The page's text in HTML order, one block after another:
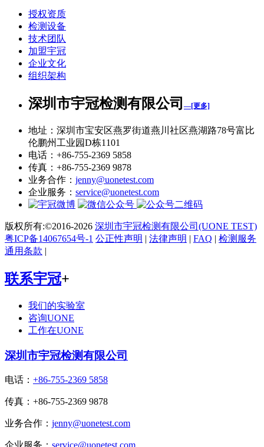
授权资质
检测设备
技术团队
加盟宇冠
企业文化
组织架构
深圳市宇冠检测有限公司 —[更多]
地址：深圳市宝安区燕罗街道燕川社区燕湖路78号富比
伦鹏州工业园D栋1101
电话：+86-755-2369 5858
传真：+86-755-2369 9878
业务合作： jenny@uonetest.com
企业服务： service@uonetest.com
版权所有:©2016-2026 深圳市宇冠检测有限公司(UONE TEST)
粤ICP备14067654号-1 公正性声明 | 法律声明 | FAQ | 检测服务
通用条款 |
联系宇冠+
我们的实验室
咨询UONE
工作在UONE
深圳市宇冠检测有限公司
电话： +86-755-2369 5858
传真：+86-755-2369 9878
业务合作： jenny@uonetest.com